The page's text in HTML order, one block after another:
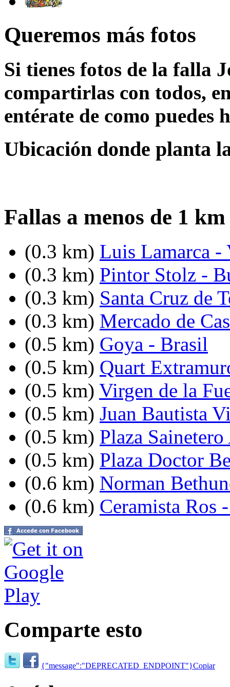
Queremos más fotos
Si tienes fotos de la falla
compartirlas con todos,
entérate de como puedes
Ubicación donde planta
Fallas a menos de 1
(0.3 km) Luis Lamarca -
(0.3 km) Pintor Stolz -
(0.3 km) Santa Cruz de
(0.3 km) Mercado de
(0.5 km) Goya - Brasil
(0.5 km) Quart
(0.5 km) Virgen de la
(0.5 km) Juan Bautista
(0.5 km) Plaza
(0.5 km) Plaza Doctor
(0.6 km) Norman
(0.6 km) Ceramista Ros
Comparte esto
{"message":"DEPRECATED_ENDPOINT"}Copiar